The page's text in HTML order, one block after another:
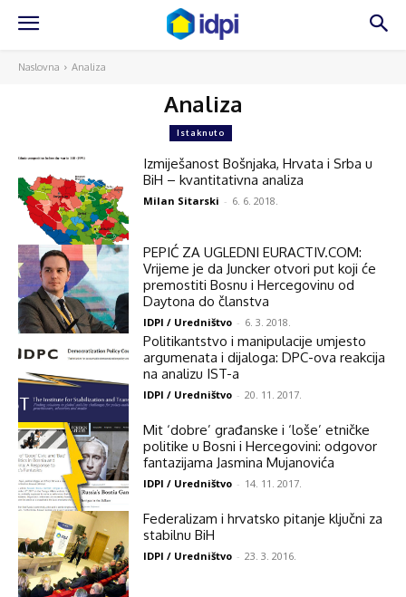
Naslovna Analiza
Analiza
Istaknuto
Izmiješanost Bošnjaka, Hrvata i Srba u
BiH – kvantitativna analiza
Milan Sitarski - 6. 6. 2018.
PEPIĆ ZA UGLEDNI EURACTIV.COM:
Vrijeme je da Juncker otvori put koji će
premostiti Bosnu i Hercegovinu od
Daytona do članstva
IDPI / Uredništvo - 6. 3. 2018.
Politikantstvo i manipulacije umjesto
argumenata i dijaloga: DPC-ova reakcija
na analizu IST-a
IDPI / Uredništvo - 20. 11. 2017.
Mit ‘dobre’ građanske i ‘loše’ etničke
politike u Bosni i Hercegovini: odgovor
fantazijama Jasmina Mujanovića
IDPI / Uredništvo - 14. 11. 2017.
Federalizam i hrvatsko pitanje ključni za
stabilnu BiH
IDPI / Uredništvo - 23. 3. 2016.